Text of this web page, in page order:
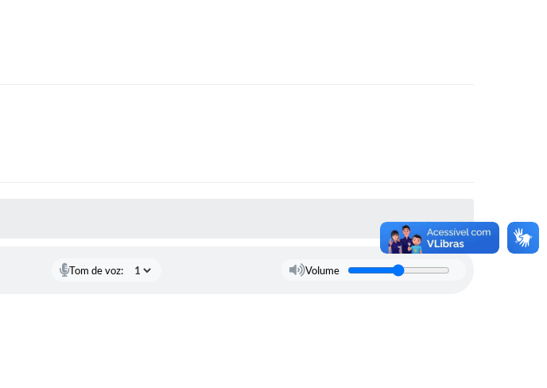
Tom de voz: Volume